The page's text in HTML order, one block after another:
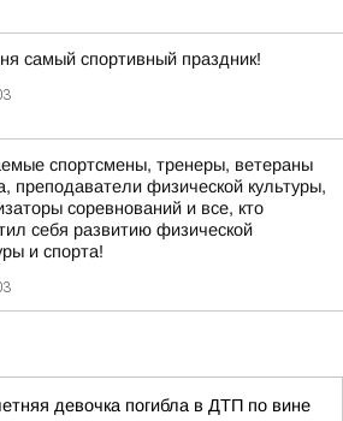
самый спортивный праздник!
спортсмены, тренеры, ветераны
преподаватели физической культуры,
соревнований и все, кто
себя развитию физической
и спорта!
девочка погибла в ДТП по вине